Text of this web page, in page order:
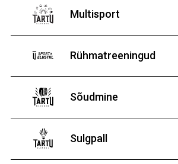
poistele ja tüdrukutele
Multisport
Rühmatreeningud
Sõudmine
poistele ja tüdrukutele
Sulgpall